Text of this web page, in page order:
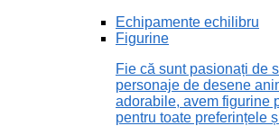
Echipamente echilibru
Figurine
Fie că sunt pasionați de
personaje de desene
adorabile, avem figurine
pentru toate preferințele